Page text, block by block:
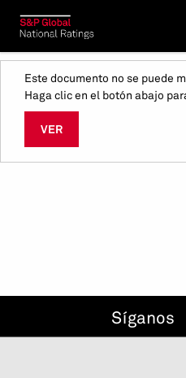
Este documento no se puede
Haga clic en el botón abajo
VER
Síganos